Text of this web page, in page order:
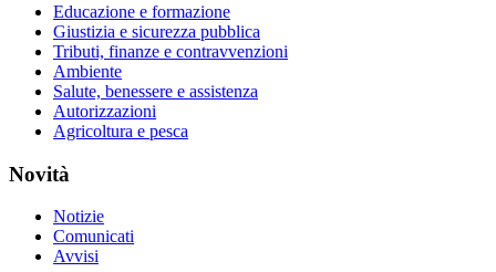
Educazione e formazione
Giustizia e sicurezza pubblica
Tributi, finanze e contravvenzioni
Ambiente
Salute, benessere e assistenza
Autorizzazioni
Agricoltura e pesca
Novità
Notizie
Comunicati
Avvisi